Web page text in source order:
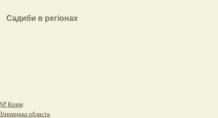
Садиби в регіонах
Крим
область